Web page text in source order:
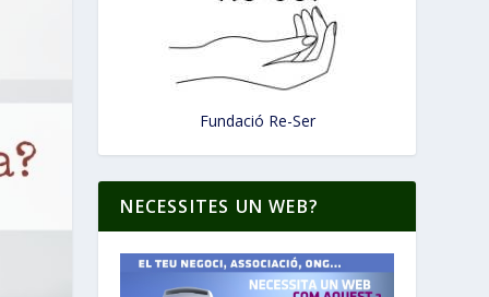
Fundació Re-Ser
NECESSITES UN WEB?